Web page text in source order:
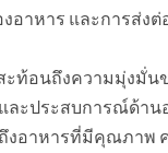
อาหาร และการส่ง
ะท้อนถึงความมุ่งมั่
ละประสบการณ์ด้าน
งอาหารที่มีคุณภาพ